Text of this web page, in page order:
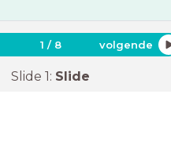
1 / 8 volgende
Slide 1: Slide